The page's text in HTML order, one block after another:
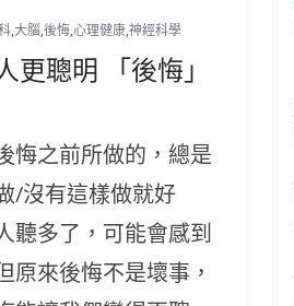
,大腦,後悔,心理健康,神經科學
更聰明 「後悔」
悔之前所做的，總是
/沒有這樣做就好
聽多了，可能會感到
原來後悔不是壞事，